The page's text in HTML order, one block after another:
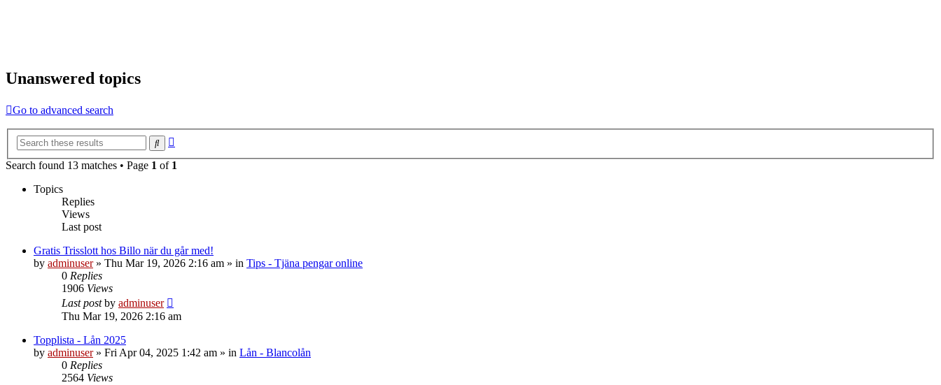
Unanswered topics
Go to advanced search
Search
Search found 13 matches • Page 1 of 1
Topics
Replies
Views
Last post
Gratis Trisslott hos Billo när du går med!
by adminuser» Thu Mar 19, 2026 2:16 am » in Tips - Tjäna pengar online
0 Replies
1906 Views
Last postby adminuser
Thu Mar 19, 2026 2:16 am
Topplista - Lån 2025
by adminuser» Fri Apr 04, 2025 1:42 am » in Lån - Blancolån
0 Replies
2564 Views